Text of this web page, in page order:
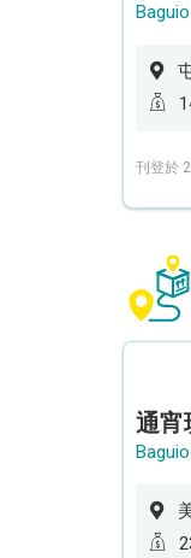
刊登於
通宵